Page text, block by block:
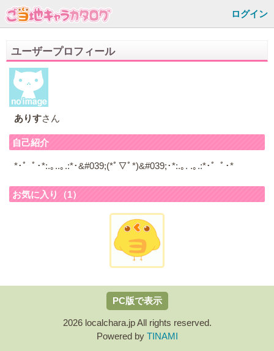
ログイン
ユーザープロフィール
ありすさん
自己紹介
*･゜ﾟ･*:.｡..｡.:*･&#039;(*ﾟ▽ﾟ*)&#039;･*:.｡. .｡.:*･゜ﾟ･*
お気に入り（1）
PC版で表示
2026 localchara.jp All rights reserved.
Powered by TINAMI